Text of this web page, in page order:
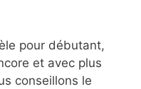
pour débutant,
et avec plus
conseillons le